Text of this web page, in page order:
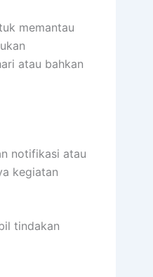
memantau
atau bahkan
notifikasi atau
kegiatan
tindakan